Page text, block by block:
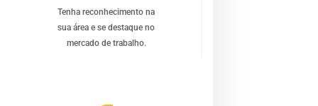
Tenha reconhecimento na
sua área e se destaque no
mercado de trabalho.